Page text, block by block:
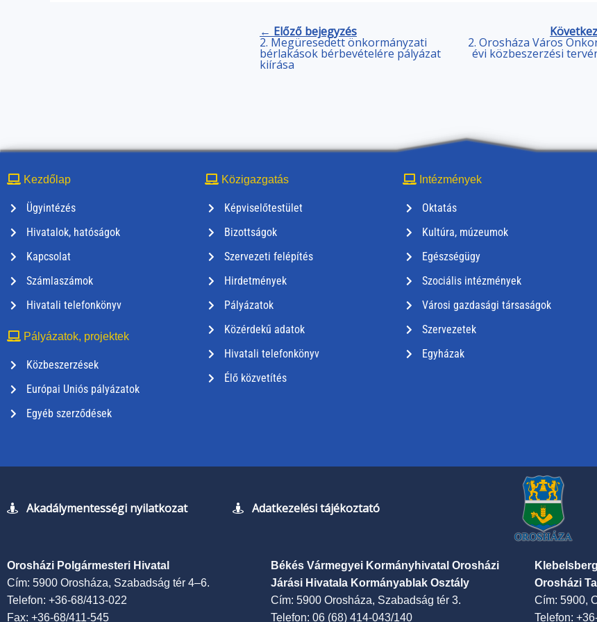
← Előző bejegyzés
2. Megüresedett önkormányzati
bérlakások bérbevételére pályázat
kiírása
2. Orosháza Város
évi közbeszerzési
Kezdőlap
Ügyintézés
Hivatalok, hatóságok
Kapcsolat
Számlaszámok
Hivatali telefonkönyv
Pályázatok, projektek
Közbeszerzések
Európai Uniós pályázatok
Egyéb szerződések
Közigazgatás
Képviselőtestület
Bizottságok
Szervezeti felépítés
Hirdetmények
Pályázatok
Közérdekű adatok
Hivatali telefonkönyv
Élő közvetítés
Intézmények
Oktatás
Kultúra, múzeumok
Egészségügy
Szociális intézmények
Városi gazdasági társaságok
Szervezetek
Egyházak
Akadálymentességi nyilatkozat Adatkezelési tájékoztató
Orosházi Polgármesteri Hivatal
Cím: 5900 Orosháza, Szabadság tér 4–6.
Telefon: +36-68/413-022
Fax: +36-68/411-545
Békés Vármegyei Kormányhivatal Orosházi
Járási Hivatala Kormányablak Osztály
Cím: 5900 Orosháza, Szabadság tér 3.
Telefon: 06 (68) 414-043/140
Orosházi
Cím: 5900,
Telefon: